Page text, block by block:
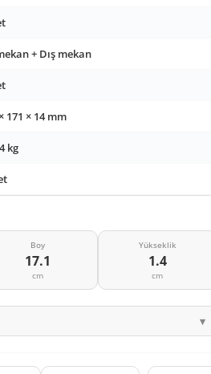
+ Dış mekan
171 × 14 mm
kg
Boy
17.1
cm
Yükseklik
1.4
cm